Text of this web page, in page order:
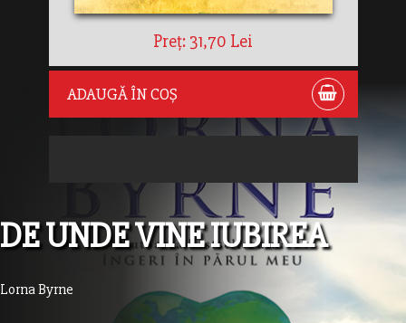
Preț: 31,70 Lei
ADAUGĂ ÎN COȘ
DE UNDE VINE IUBIREA
Lorna Byrne